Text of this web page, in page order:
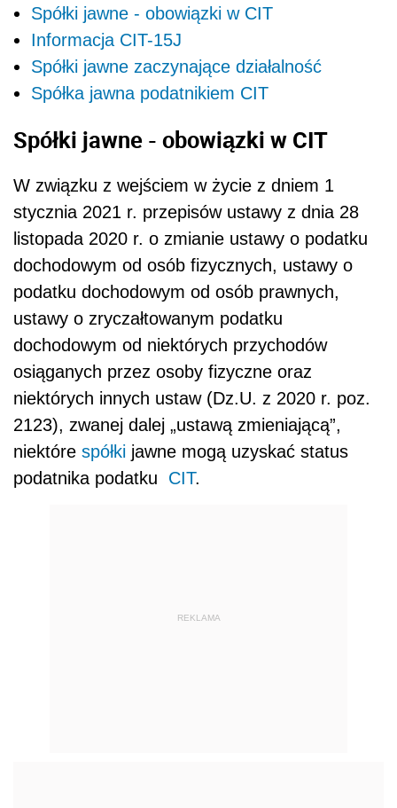
Spółki jawne - obowiązki w CIT
Informacja CIT-15J
Spółki jawne zaczynające działalność
Spółka jawna podatnikiem CIT
Spółki jawne - obowiązki w CIT
W związku z wejściem w życie z dniem 1
stycznia 2021 r. przepisów ustawy z dnia 28
listopada 2020 r. o zmianie ustawy o podatku
dochodowym od osób fizycznych, ustawy o
podatku dochodowym od osób prawnych,
ustawy o zryczałtowanym podatku
dochodowym od niektórych przychodów
osiąganych przez osoby fizyczne oraz
niektórych innych ustaw (Dz.U. z 2020 r. poz.
2123), zwanej dalej „ustawą zmieniającą”,
niektóre spółki jawne mogą uzyskać status
podatnika podatku CIT.
REKLAMA